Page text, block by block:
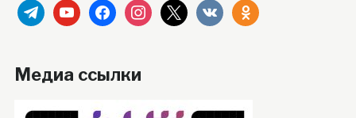
telegramyoutubefacebookinstagram
x vkontakteodnoklassniki
Медиа ссылки